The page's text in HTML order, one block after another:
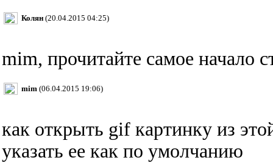
Колян (20.04.2015 04:25)
mim, прочитайте самое начало
mim (06.04.2015 19:06)
как открыть gif картинку из
указать ее как по умолчанию